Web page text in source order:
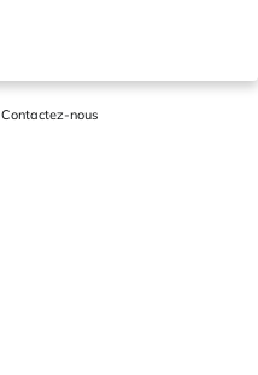
Contactez-nous